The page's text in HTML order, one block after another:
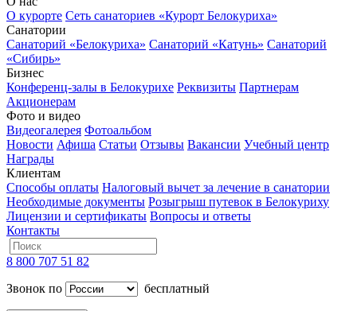
О курорте Сеть санаториев «Курорт Белокуриха»
Санатории
Санаторий «Белокуриха» Санаторий «Катунь» Санаторий
«Сибирь»
Бизнес
Конференц-залы в Белокурихе Реквизиты Партнерам
Акционерам
Фото и видео
Видеогалерея Фотоальбом
Новости Афиша Статьи Отзывы Вакансии Учебный центр
Награды
Клиентам
Способы оплаты Налоговый вычет за лечение в санатории
Необходимые документы Розыгрыш путевок в Белокуриху
Лицензии и сертификаты Вопросы и ответы
Контакты
8 800 707 51 82
Звонок по
бесплатный